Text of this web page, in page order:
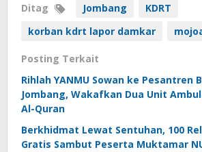
Ditag Jombang
KDRT
korban kdrt lapor damkar
Posting Terkait
Rihlah YANMU Sowan ke Pesantren
Jombang, Wakafkan Dua Unit
Al-Quran
Berkhidmat Lewat Sentuhan, 100
Gratis Sambut Peserta Muktamar